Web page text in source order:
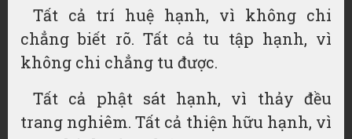
Tất cả trí huệ hạnh, vì không chi
chẳng biết rõ. Tất cả tu tập hạnh, vì
không chi chẳng tu được.
Tất cả phật sát hạnh, vì thảy đều
trang nghiêm. Tất cả thiện hữu hạnh, vì